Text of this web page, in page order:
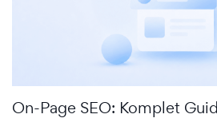
On-Page SEO: Komplet